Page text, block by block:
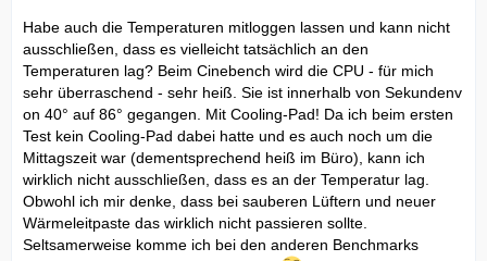
Habe auch die Temperaturen mitloggen lassen und kann nicht
ausschließen, dass es vielleicht tatsächlich an den
Temperaturen lag? Beim Cinebench wird die CPU - für mich
sehr überraschend - sehr heiß. Sie ist innerhalb von Sekundenv
on 40° auf 86° gegangen. Mit Cooling-Pad! Da ich beim ersten
Test kein Cooling-Pad dabei hatte und es auch noch um die
Mittagszeit war (dementsprechend heiß im Büro), kann ich
wirklich nicht ausschließen, dass es an der Temperatur lag.
Obwohl ich mir denke, dass bei sauberen Lüftern und neuer
Wärmeleitpaste das wirklich nicht passieren sollte.
Seltsamerweise komme ich bei den anderen Benchmarks